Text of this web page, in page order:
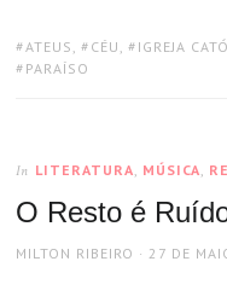
TAGS:
ATEUS , CÉU , IGREJA
PARAÍSO
In LITERATURA, MÚSICA,
O Resto é
AUTHOR
MILTON RIBEIRO
POSTED
27 DE